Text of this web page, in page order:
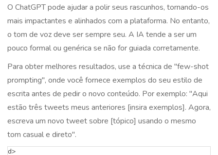
O ChatGPT pode ajudar a polir seus rascunhos, tornando-os
mais impactantes e alinhados com a plataforma. No entanto,
o tom de voz deve ser sempre seu. A IA tende a ser um
pouco formal ou genérica se não for guiada corretamente.
Para obter melhores resultados, use a técnica de "few-shot
prompting", onde você fornece exemplos do seu estilo de
escrita antes de pedir o novo conteúdo. Por exemplo: "Aqui
estão três tweets meus anteriores [insira exemplos]. Agora,
escreva um novo tweet sobre [tópico] usando o mesmo
tom casual e direto".
d>